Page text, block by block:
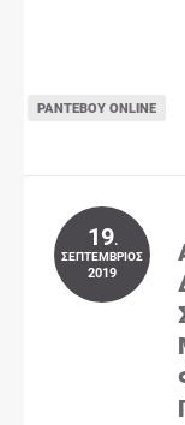
ΡΑΝΤΕΒΟΎ ONLINE
19.
ΣΕΠΤΈΜΒΡΙΟΣ
2019